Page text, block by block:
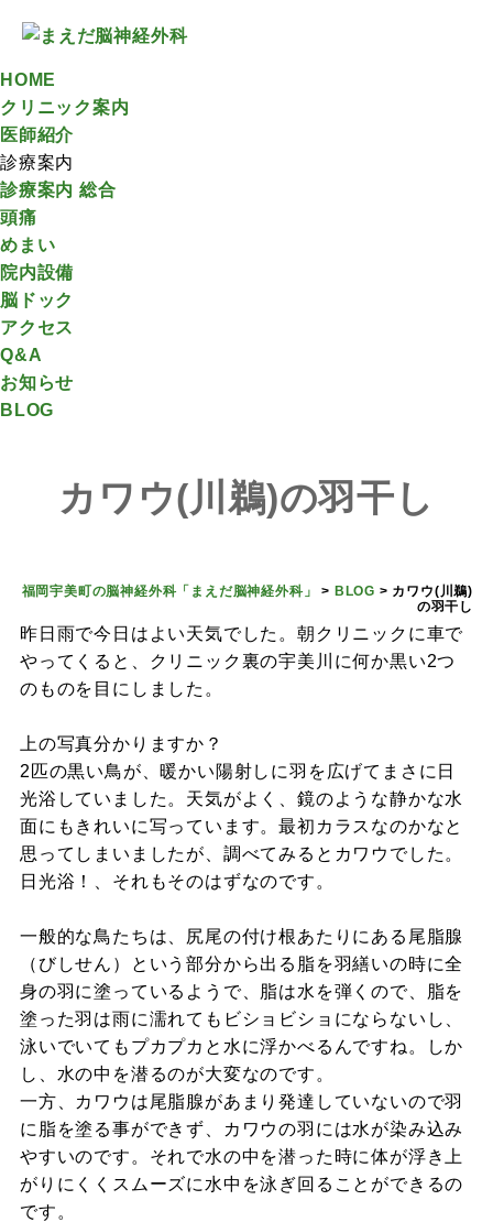
HOME
クリニック案内
医師紹介
診療案内
診療案内 総合
頭痛
めまい
院内設備
脳ドック
アクセス
Q&A
お知らせ
BLOG
カワウ(川鵜)の羽干し
福岡宇美町の脳神経外科「まえだ脳神経外科」 > BLOG > カワウ(川鵜)
の羽干し
昨日雨で今日はよい天気でした。朝クリニックに車で
やってくると、クリニック裏の宇美川に何か黒い2つ
のものを目にしました。
上の写真分かりますか？
2匹の黒い鳥が、暖かい陽射しに羽を広げてまさに日
光浴していました。天気がよく、鏡のような静かな水
面にもきれいに写っています。最初カラスなのかなと
思ってしまいましたが、調べてみるとカワウでした。
日光浴！、それもそのはずなのです。
一般的な鳥たちは、尻尾の付け根あたりにある尾脂腺
（びしせん）という部分から出る脂を羽繕いの時に全
身の羽に塗っているようで、脂は水を弾くので、脂を
塗った羽は雨に濡れてもビショビショにならないし、
泳いでいてもプカプカと水に浮かべるんですね。しか
し、水の中を潜るのが大変なのです。
一方、カワウは尾脂腺があまり発達していないので羽
に脂を塗る事ができず、カワウの羽には水が染み込み
やすいのです。それで水の中を潜った時に体が浮き上
がりにくくスムーズに水中を泳ぎ回ることができるの
です。